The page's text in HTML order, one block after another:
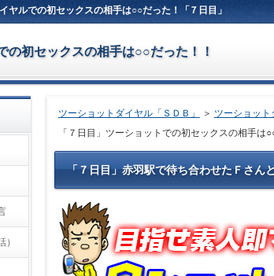
ヤルでの初セックスの相手は○○だった！「７日目」
の初セックスの相手は○○だった！！
ツーショットダイヤル「ＳＤＢ」 ＞ ツーショッ
「７日目」ツーショットでの初セックスの相手は
「７日目」赤羽駅で待ち合わせたＦさん